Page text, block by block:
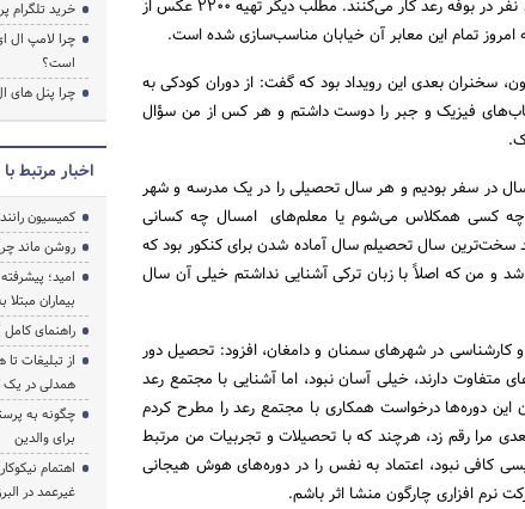
شدم بعد از مدتی خودم این بوفه را راه­‌اندازی کردم و امروز چند نفر در بوفه رعد کار می­‌کنند. مطلب دیگر تهیه 2200 عکس از
امروز تمام این معابر آن خیابان مناسب­‌سازی شده است.
سخنران بعدی این رویداد بود که گفت: از دوران کودکی به
فیزیک و جبر را دوست داشتم و هر کس از من سؤال
سال در سفر بودیم و هر سال تحصیلی را در یک مدرسه و شهر
چه کسی همکلاس می‌­شوم یا معلم‌­های امسال چه کسانی
سال تحصیلم سال آماده شدن برای کنکور بود که
و من که اصلاً با زبان ترکی آشنایی نداشتم خیلی آن سال
و کارشناسی در شهرهای سمنان و دامغان، افزود: تحصیل دور
متفاوت دارند، خیلی آسان نبود، اما آشنایی با مجتمع رعد
این دوره­‌ها درخواست همکاری با مجتمع رعد را مطرح کردم
مرا رقم زد، هرچند که با تحصیلات و تجربیات من مرتبط
کافی نبود، اعتماد به نفس را در دوره‌­های هوش هیجانی
نرم افزاری چارگون منشا اثر باشم.
خرید تلگرام
چرا لامپ ال
است؟
چرا پنل های
اخبار مرتبط
کمیسیون
روشن ماند
امید؛
بیماران
راهنمای کامل
از تبلیغات
همدلی در
چگونه به
برای والدین
اهتمام
غیرعمد در